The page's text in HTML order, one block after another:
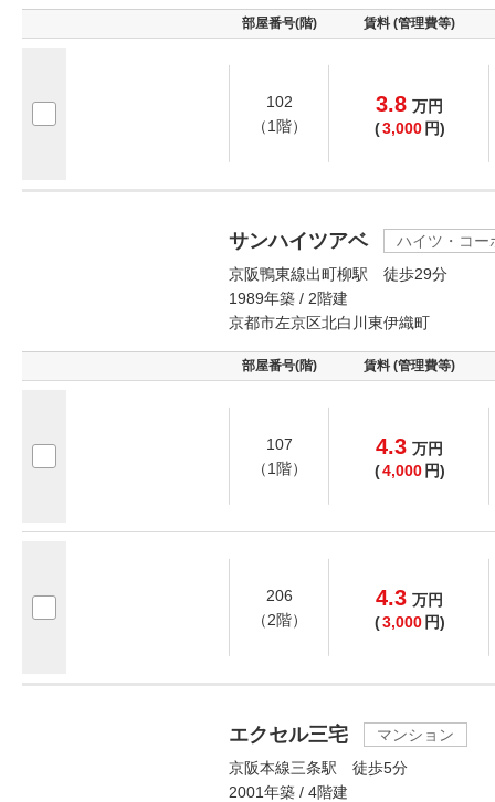
部屋番号(階) 賃料 (管理費等)
102
（1階）
3.8 万円
(3,000 円)
サンハイツアベ
ハイツ・コー
京阪鴨東線出町柳駅 徒歩29分
1989年築 / 2階建
京都市左京区北白川東伊織町
部屋番号(階) 賃料 (管理費等)
107
（1階）
4.3 万円
(4,000 円)
206
（2階）
4.3 万円
(3,000 円)
エクセル三宅
マンション
京阪本線三条駅 徒歩5分
2001年築 / 4階建